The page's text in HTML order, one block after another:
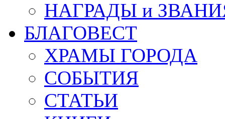
НАГРАДЫ и
БЛАГОВЕСТ
ХРАМЫ ГОРОДА
СОБЫТИЯ
СТАТЬИ